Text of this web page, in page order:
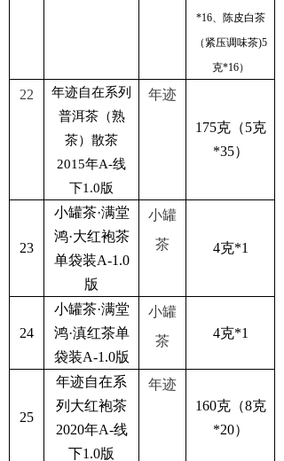
*16、陈皮白茶
（紧压调味茶)5
克*16）
22
年迹自在系列
普洱茶（熟
茶）散茶
2015年A-线
下1.0版
年迹
175克（5克
*35）
23
小罐茶·满堂
鸿·大红袍茶
单袋装A-1.0
版
小罐
茶
4克*1
24
小罐茶·满堂
鸿·滇红茶单
袋装A-1.0版
小罐
茶
4克*1
25
年迹自在系
列大红袍茶
2020年A-线
下1.0版
年迹
160克（8克
*20）